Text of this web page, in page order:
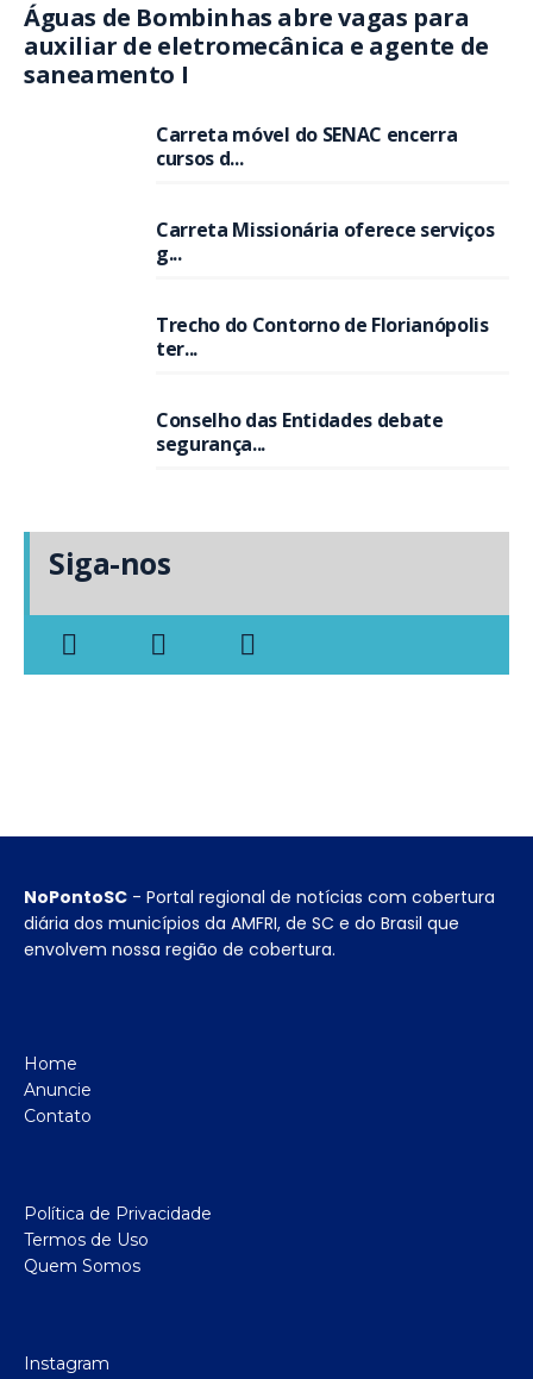
Águas de Bombinhas abre vagas para
auxiliar de eletromecânica e agente de
saneamento I
Carreta móvel do SENAC encerra
cursos d...
Carreta Missionária oferece serviços
g...
Trecho do Contorno de Florianópolis
ter...
Conselho das Entidades debate
segurança...
Siga-nos
NoPontoSC - Portal regional de notícias com cobertura
diária dos municípios da AMFRI, de SC e do Brasil que
envolvem nossa região de cobertura.
Home
Anuncie
Contato
Política de Privacidade
Termos de Uso
Quem Somos
Instagram